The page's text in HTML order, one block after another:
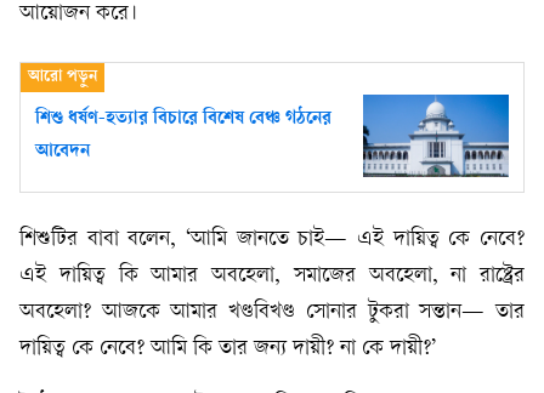
আয়োজন করে।
শিশু ধর্ষণ-হত্যার বিচারে বিশেষ বেঞ্চ গঠনের
আবেদন
শিশুটির বাবা বলেন, ‘আমি জানতে চাই— এই দায়িত্ব কে নেবে?
এই দায়িত্ব কি আমার অবহেলা, সমাজের অবহেলা, না রাষ্ট্রের
অবহেলা? আজকে আমার খণ্ডবিখণ্ড সোনার টুকরা সন্তান— তার
দায়িত্ব কে নেবে? আমি কি তার জন্য দায়ী? না কে দায়ী?’